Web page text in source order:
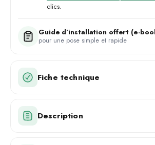
clics.
Guide d’installation offert (e-
pour une pose simple et rapide
Fiche technique
Description